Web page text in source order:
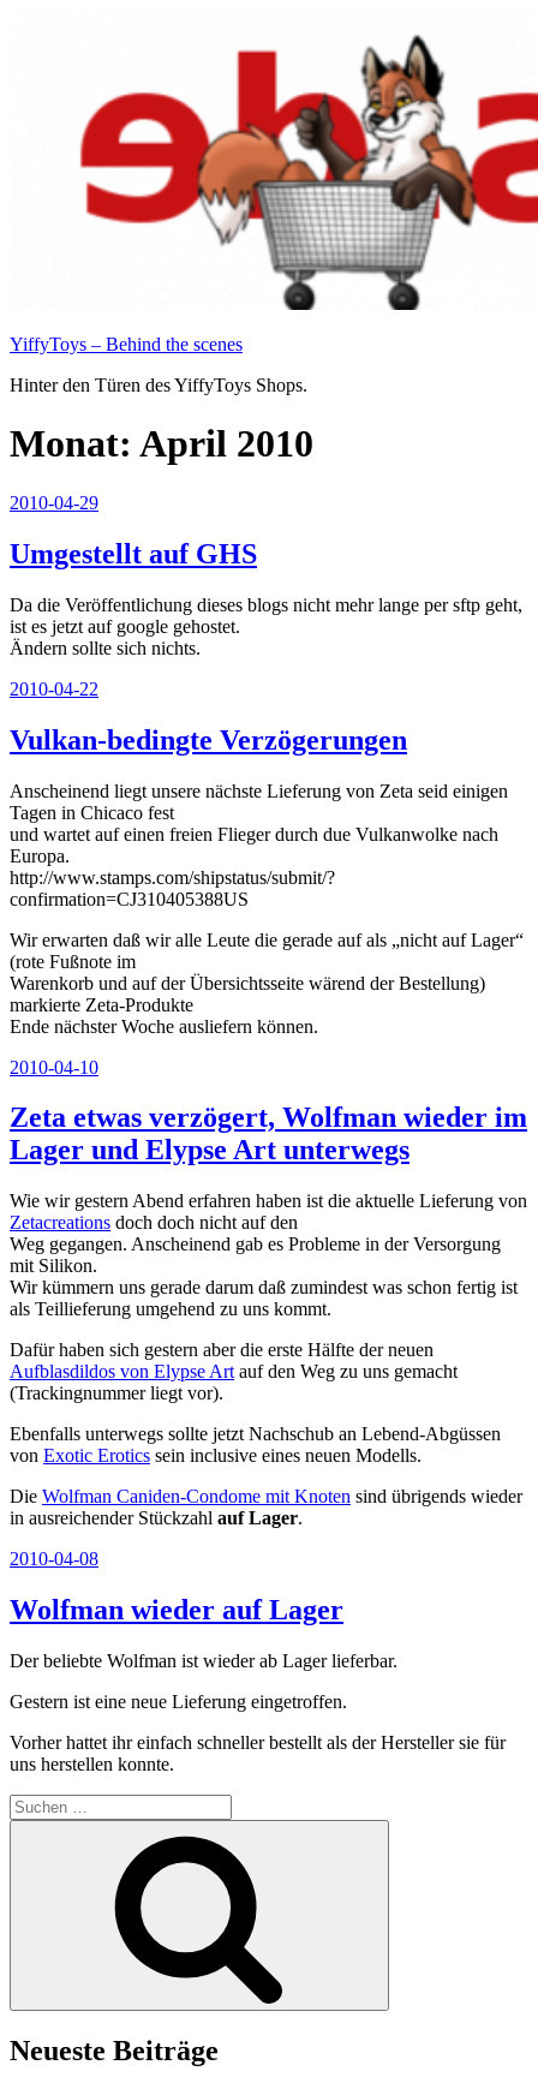
YiffyToys – Behind the scenes
Hinter den Türen des YiffyToys Shops.
Monat: April 2010
Veröffentlicht
2010-04-29
Umgestellt auf GHS
Da die Veröffentlichung dieses blogs nicht mehr lange per sftp geht,
ist es jetzt auf google gehostet.
Ändern sollte sich nichts.
Veröffentlicht
2010-04-22
Vulkan-bedingte Verzögerungen
Anscheinend liegt unsere nächste Lieferung von Zeta seid einigen
Tagen in Chicaco fest
und wartet auf einen freien Flieger durch due Vulkanwolke nach
Europa.
http://www.stamps.com/shipstatus/submit/?
confirmation=CJ310405388US
Wir erwarten daß wir alle Leute die gerade auf als „nicht auf Lager“
(rote Fußnote im
Warenkorb und auf der Übersichtsseite wärend der Bestellung)
markierte Zeta-Produkte
Ende nächster Woche ausliefern können.
Veröffentlicht
2010-04-10
Zeta etwas verzögert, Wolfman wieder im
Lager und Elypse Art unterwegs
Wie wir gestern Abend erfahren haben ist die aktuelle Lieferung von
Zetacreations doch doch nicht auf den
Weg gegangen. Anscheinend gab es Probleme in der Versorgung
mit Silikon.
Wir kümmern uns gerade darum daß zumindest was schon fertig ist
als Teillieferung umgehend zu uns kommt.
Dafür haben sich gestern aber die erste Hälfte der neuen
Aufblasdildos von Elypse Art auf den Weg zu uns gemacht
(Trackingnummer liegt vor).
Ebenfalls unterwegs sollte jetzt Nachschub an Lebend-Abgüssen
von Exotic Erotics sein inclusive eines neuen Modells.
Die Wolfman Caniden-Condome mit Knoten sind übrigends wieder
in ausreichender Stückzahl auf Lager.
Veröffentlicht
2010-04-08
Wolfman wieder auf Lager
Der beliebte Wolfman ist wieder ab Lager lieferbar.
Gestern ist eine neue Lieferung eingetroffen.
Vorher hattet ihr einfach schneller bestellt als der Hersteller sie für
uns herstellen konnte.
Suchen
nach:
Neueste Beiträge